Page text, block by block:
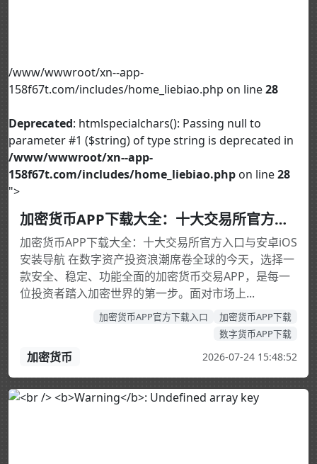
/www/wwwroot/xn--app-
158f67t.com/includes/home_liebiao.php on line28
Deprecated: htmlspecialchars(): Passing null to
parameter #1 ($string) of type string is deprecated in
/www/wwwroot/xn--app-
158f67t.com/includes/home_liebiao.php on line28
">
加密货币APP下载大全：十大交易所官方入口以及安卓iOS安装导航
加密货币APP下载大全：十大交易所官方入口与安卓iOS
安装导航 在数字资产投资浪潮席卷全球的今天，选择一
款安全、稳定、功能全面的加密货币交易APP，是每一
位投资者踏入加密世界的第一步。面对市场上...
加密货币APP官方下载入口
加密货币APP下载
数字货币APP下载
加密货币 2026-07-24 15:48:52